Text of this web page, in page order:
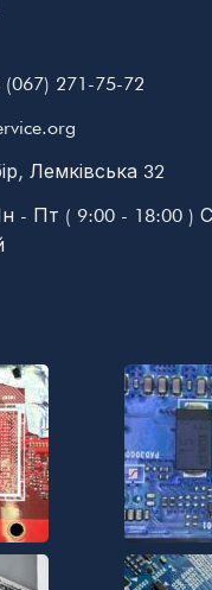
271-75-72
Лемківська 32
- Пт ( 9:00 - 18:00 )